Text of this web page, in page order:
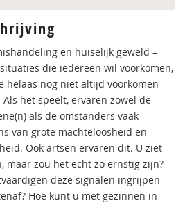
en huiselijk geweld –
die iedereen wil voorkomen,
helaas nog niet altijd voorkomen
het speelt, ervaren zowel de
als de omstanders vaak
van grote machteloosheid en
Ook artsen ervaren dit. U ziet
maar zou het echt zo ernstig zijn?
deze signalen ingrijpen
Hoe kunt u met gezinnen in